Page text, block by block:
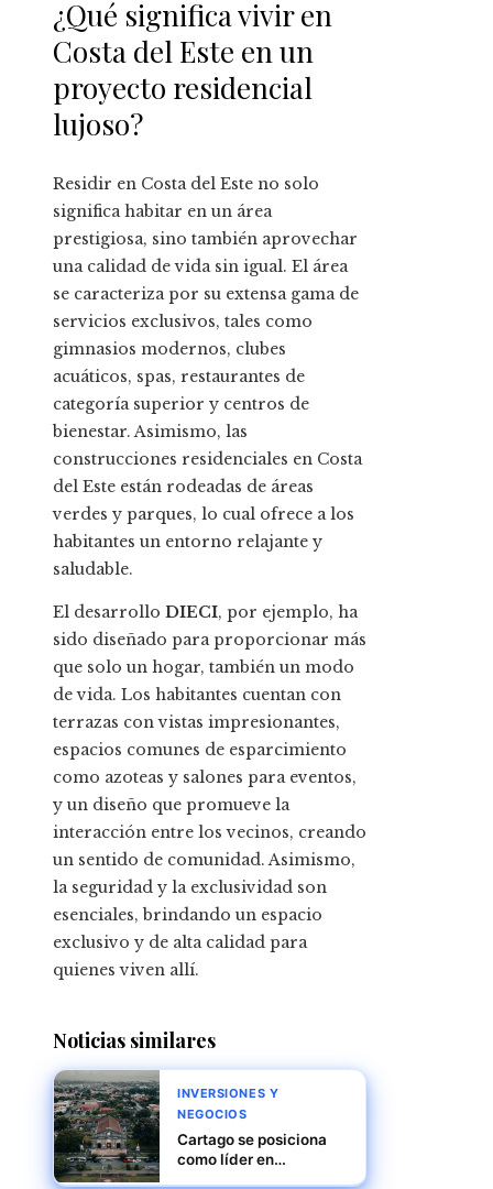
¿Qué significa vivir en
Costa del Este en un
proyecto residencial
lujoso?
Residir en Costa del Este no solo
significa habitar en un área
prestigiosa, sino también aprovechar
una calidad de vida sin igual. El área
se caracteriza por su extensa gama de
servicios exclusivos, tales como
gimnasios modernos, clubes
acuáticos, spas, restaurantes de
categoría superior y centros de
bienestar. Asimismo, las
construcciones residenciales en Costa
del Este están rodeadas de áreas
verdes y parques, lo cual ofrece a los
habitantes un entorno relajante y
saludable.
El desarrollo DIECI, por ejemplo, ha
sido diseñado para proporcionar más
que solo un hogar, también un modo
de vida. Los habitantes cuentan con
terrazas con vistas impresionantes,
espacios comunes de esparcimiento
como azoteas y salones para eventos,
y un diseño que promueve la
interacción entre los vecinos, creando
un sentido de comunidad. Asimismo,
la seguridad y la exclusividad son
esenciales, brindando un espacio
exclusivo y de alta calidad para
quienes viven allí.
Noticias similares
INVERSIONES Y
NEGOCIOS
Cartago se posiciona
como líder en